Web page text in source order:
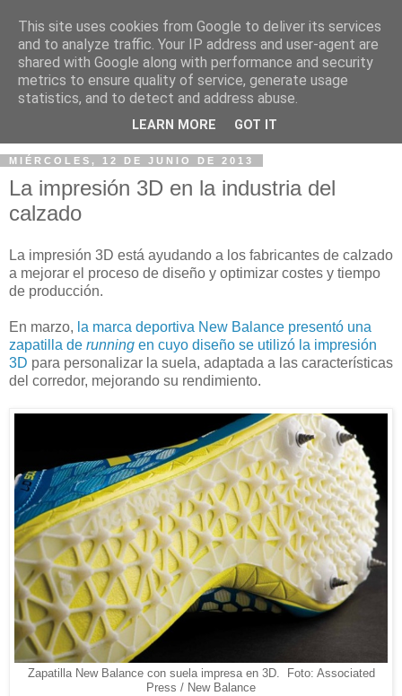
MIÉRCOLES, 12 DE JUNIO DE 2013
La impresión 3D en la industria del
calzado
La impresión 3D está ayudando a los fabricantes de calzado
a mejorar el proceso de diseño y optimizar costes y tiempo
de producción.
En marzo, la marca deportiva New Balance presentó una
zapatilla de running en cuyo diseño se utilizó la impresión
3D para personalizar la suela, adaptada a las características
del corredor, mejorando su rendimiento.
Zapatilla New Balance con suela impresa en 3D. Foto: Associated
Press / New Balance
This site uses cookies from Google to deliver its services
and to analyze traffic. Your IP address and user-agent are
shared with Google along with performance and security
metrics to ensure quality of service, generate usage
statistics, and to detect and address abuse.
LEARN MORE GOT IT